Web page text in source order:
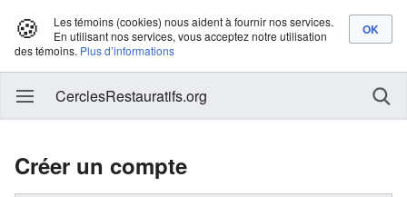
🍪
Les témoins (cookies) nous aident à fournir nos services.
En utilisant nos services, vous acceptez notre utilisation
des témoins. Plus d’informations
CerclesRestauratifs.org
Créer un compte